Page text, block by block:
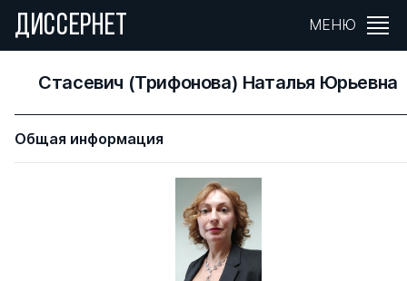
ДИССЕРНЕТ МЕНЮ
Стасевич (Трифонова) Наталья Юрьевна
Общая информация